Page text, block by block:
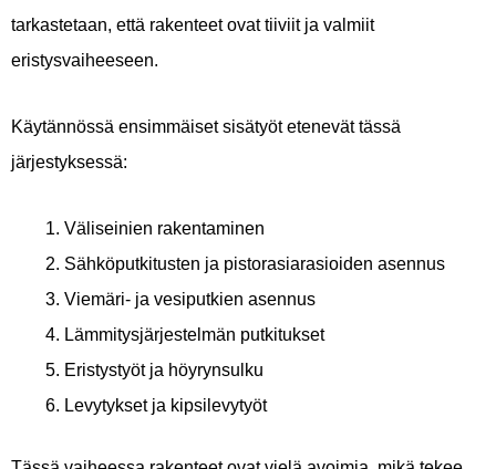
tarkastetaan, että rakenteet ovat tiiviit ja valmiit
eristysvaiheeseen.
Käytännössä ensimmäiset sisätyöt etenevät tässä
järjestyksessä:
Väliseinien rakentaminen
Sähköputkitusten ja pistorasiarasioiden asennus
Viemäri- ja vesiputkien asennus
Lämmitysjärjestelmän putkitukset
Eristystyöt ja höyrynsulku
Levytykset ja kipsilevytyöt